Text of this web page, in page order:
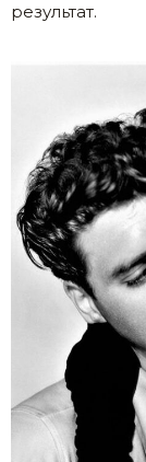
результат.